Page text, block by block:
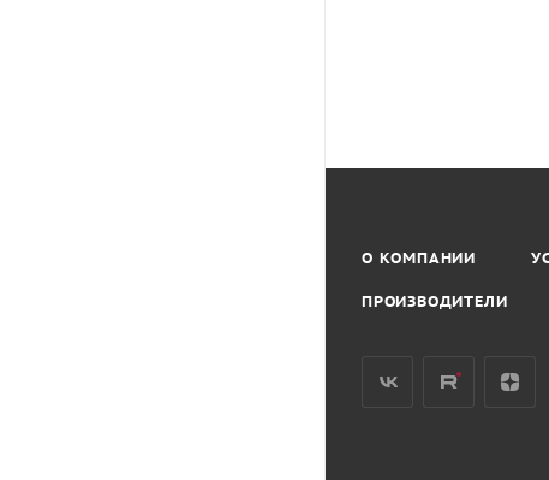
О КОМПАНИИ
ПРОИЗВОДИТЕЛИ